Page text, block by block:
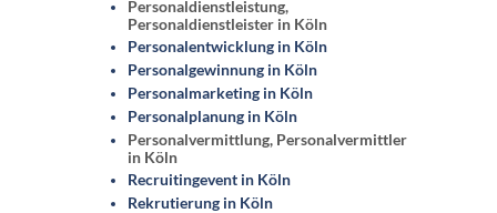
Personaldienstleistung,
Personaldienstleister in Köln
Personalentwicklung in Köln
Personalgewinnung in Köln
Personalmarketing in Köln
Personalplanung in Köln
Personalvermittlung, Personalvermittler
in Köln
Recruitingevent in Köln
Rekrutierung in Köln